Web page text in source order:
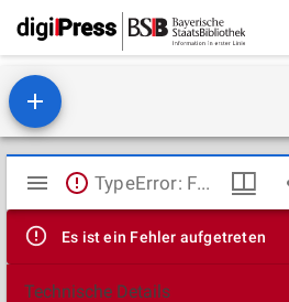
Mirador
Viewer
TypeError: Failed to fetch
Es ist ein Fehler aufgetreten
Technische Details